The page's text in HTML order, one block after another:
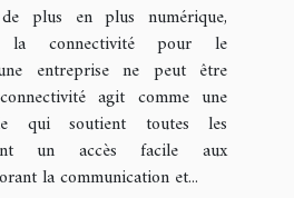
plus en plus numérique,
la connectivité pour le
entreprise ne peut être
agit comme une
qui soutient toutes les
un accès facile aux
la communication et...